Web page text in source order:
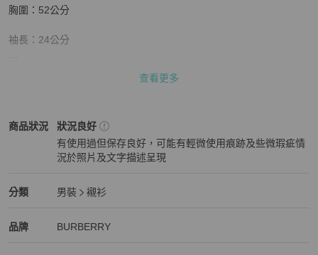
胸圍：52公分
袖長：24公分
👉商品大多都只有一件，出貨前都會再檢查有無瑕疵，才會安排出
誤差值者請繞道，謝謝。
查看更多
商品狀況
BURBERRY男裝商品狀態與細節
狀況良好
有使用過但保存良好，可能有輕微使用痕跡及些微瑕疵情
況於照片及文字描述呈現
分類
BURBERRY男裝分類資訊
男裝
襯衫
品牌
BURBERRY精品男裝品牌介紹
BURBERRY
BURBERRY推薦清單